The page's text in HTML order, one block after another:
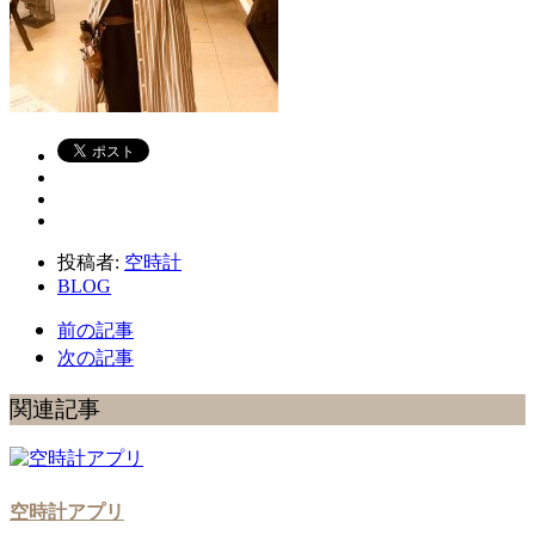
投稿者: 空時計
BLOG
前の記事
次の記事
関連記事
空時計アプリ